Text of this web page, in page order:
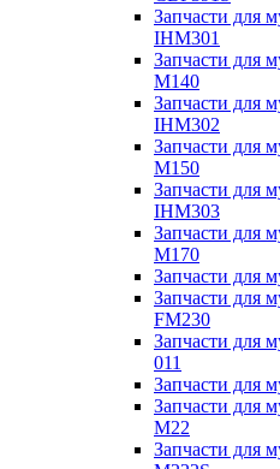
Запчасти для
IHM301
Запчасти для
M140
Запчасти для
IHM302
Запчасти для
M150
Запчасти для
IHM303
Запчасти для
M170
Запчасти для
Запчасти для
FM230
Запчасти для
011
Запчасти для
Запчасти для
M22
Запчасти для